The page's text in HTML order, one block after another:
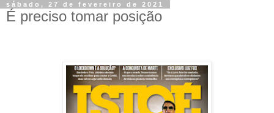
sábado, 27 de fevereiro de 2021
É preciso tomar posição